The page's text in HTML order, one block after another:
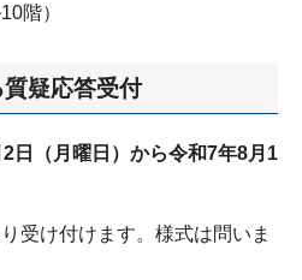
階）
疑応答受付
日（月曜日）から令和7年8月1
受け付けます。様式は問いま